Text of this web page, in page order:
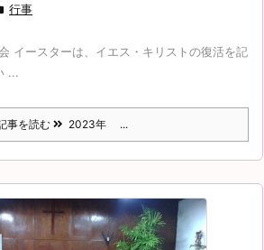
行事
イースターは、イエス・キリストの復活を記
...
事を読む 2023年 ...